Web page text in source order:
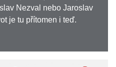
Nezval nebo Jaroslav
je tu přítomen i teď.